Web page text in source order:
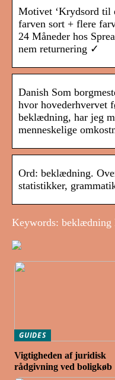
Motivet ‘Krydsord til
farven sort + flere
24 Måneder hos
nem returnering ✓
Danish Som
hvor hovederhvervet
beklædning, har jeg
menneskelige
Ord: beklædning.
statistikker,
Keywords: beklædning
GUIDES
Vigtigheden af juridisk
rådgivning ved boligkøb